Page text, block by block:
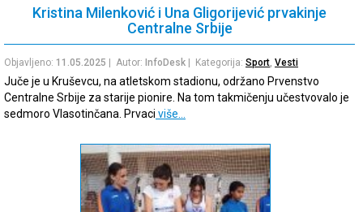
Kristina Milenković i Una Gligorijević prvakinje
Centralne Srbije
Objavljeno: 11.05.2025 | Autor: InfoDesk | Kategorija: Sport Vesti
Juče je u Kruševcu, na atletskom stadionu, održano Prvenstvo
Centralne Srbije za starije pionire. Na tom takmičenju učestvovalo je
sedmoro Vlasotinčana. Prvaci više…